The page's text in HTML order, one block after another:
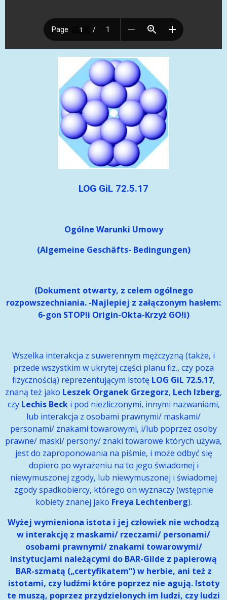
LOG GiL 72.5.17
Ogólne Warunki Umowy
(Algemeine Geschäfts- Bedingungen)
(Dokument otwarty, z celem ogólnego
rozpowszechniania. -Najlepiej z załączonym hasłem:
6-gon STOP!i Origin-Okta-Krzyż GO!i)
Wszelka interakcja z suwerennym mężczyzną (także, i
przede wszystkim w ukrytej części planu fiz., czy poza
fizycznością) reprezentującym istotę LOG GiL 72.5.17,
znaną też jako Leszek Organek Grzegorz, Lech Izberg,
czy Lechis Becki pod niezliczonymi, innymi nazwaniami,
lub interakcja z osobami prawnymi/ maskami/
personami/ znakami towarowymi, i/lub poprzez osoby
prawne/ maski/ persony/ znaki towarowe których używa,
jest do zaproponowania na piśmie, i może odbyć się
dopiero po wyrażeniu na to jego świadomej i
niewymuszonej zgody, lub niewymuszonej i świadomej
zgody spadkobiercy, którego on wyznaczy (wstępnie
kobiety znanej jako Freya Lechtenberg).
Wyżej wymieniona istota i jej człowiek nie wchodzą
w interakcję z maskami/ rzeczami/ personami/
osobami prawnymi/ znakami towarowymi/
instytucjami należącymi do BAR-Gilde z papierową
BAR-szmatą („certyfikatem“) w herbie, ani też z
istotami, czy ludźmi które poprzez nie agują. Istoty
te muszą, poprzez przydzielonych im ludzi, czy ludzi